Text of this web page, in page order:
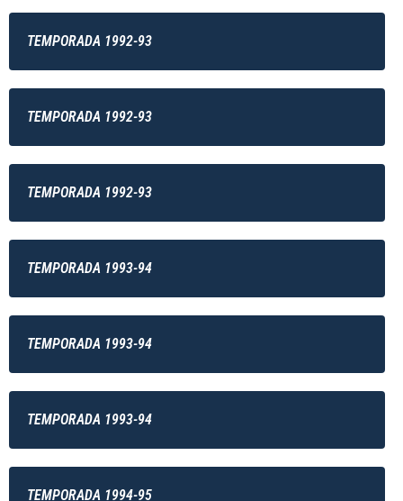
TEMPORADA 1992-93
TEMPORADA 1992-93
TEMPORADA 1992-93
TEMPORADA 1993-94
TEMPORADA 1993-94
TEMPORADA 1993-94
TEMPORADA 1994-95